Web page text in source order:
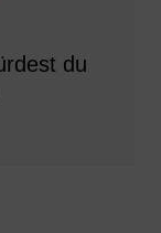
du